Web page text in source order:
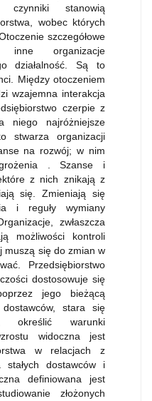
czynniki stanowią
wobec których
szczegółowe
inne organizacje
działalność. Są to
Między otoczeniem
wzajemna interakcja
czerpie z
niego najróżniejsze
stwarza organizacji
na rozwój; w nim
. Szanse i
z nich znikają z
się. Zmieniają się
i reguły wymiany
zwłaszcza
możliwości kontroli
muszą się do zmian w
Przedsiębiorstwo
dostosowuje się
jego bieżącą
stara się
określić warunki
widoczna jest
w relacjach z
stałych dostawców i
definiowana jest
złożonych